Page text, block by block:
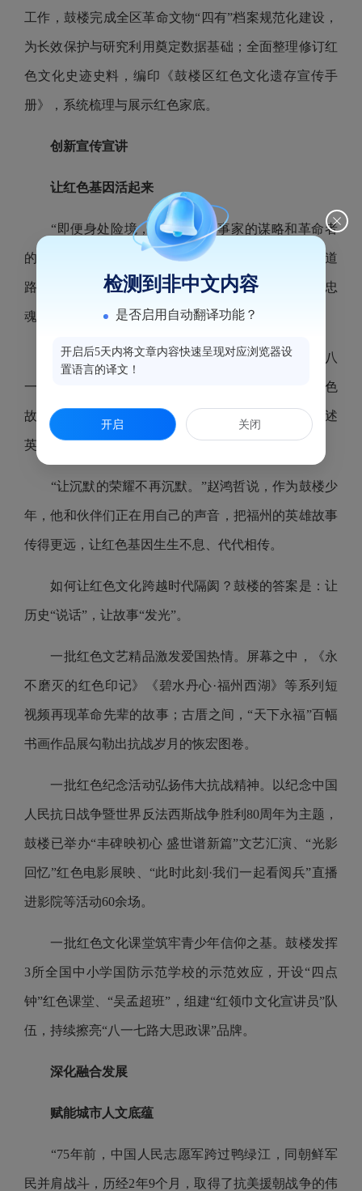
工作，鼓楼完成全区革命文物“四有”档案规范化建设，
为长效保护与研究利用奠定数据基础；全面整理修订红
色文化史迹史料，编印《鼓楼区红色文化遗存宣传手
册》，系统梳理与展示红色家底。
创新宣传宣讲
让红色基因活起来
“即便身处险境，他也仍以军事家的谋略和革命者
的胆识，在历史的夹缝中开辟出一条隐蔽而伟大的道
路……”当福州市铜盘中心小学学生赵鸿哲说起“虎穴忠
魂”吴石将军的故事，现场一些观众的眼里噙着泪光。
这是10月31日在安泰新华图书城举办的鼓楼区“八
一七路大思政课”系列之“鼓楼少年说 薪火传志士”红色
故事会，来自多所小学的优秀“红领巾讲解员”深情讲述
英雄事迹。
“让沉默的荣耀不再沉默。”赵鸿哲说，作为鼓楼少
年，他和伙伴们正在用自己的声音，把福州的英雄故事
传得更远，让红色基因生生不息、代代相传。
如何让红色文化跨越时代隔阂？鼓楼的答案是：让
历史“说话”，让故事“发光”。
一批红色文艺精品激发爱国热情。屏幕之中，《永
不磨灭的红色印记》《碧水丹心·福州西湖》等系列短
视频再现革命先辈的故事；古厝之间，“天下永福”百幅
书画作品展勾勒出抗战岁月的恢宏图卷。
一批红色纪念活动弘扬伟大抗战精神。以纪念中国
人民抗日战争暨世界反法西斯战争胜利80周年为主题，
鼓楼已举办“丰碑映初心 盛世谱新篇”文艺汇演、“光影
回忆”红色电影展映、“此时此刻·我们一起看阅兵”直播
进影院等活动60余场。
一批红色文化课堂筑牢青少年信仰之基。鼓楼发挥
3所全国中小学国防示范学校的示范效应，开设“四点
钟”红色课堂、“吴孟超班”，组建“红领巾文化宣讲员”队
伍，持续擦亮“八一七路大思政课”品牌。
深化融合发展
赋能城市人文底蕴
“75年前，中国人民志愿军跨过鸭绿江，同朝鲜军
民并肩战斗，历经2年9个月，取得了抗美援朝战争的伟
检测到非中文内容
是否启用自动翻译功能？
开启后5天内将文章内容快速呈现对应浏览器设
置语言的译文！
开启 关闭